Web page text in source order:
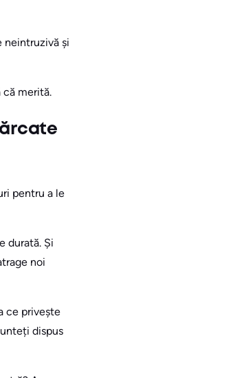
și
că merită.
pentru a le
durată. Și
noi
ce privește
dispus